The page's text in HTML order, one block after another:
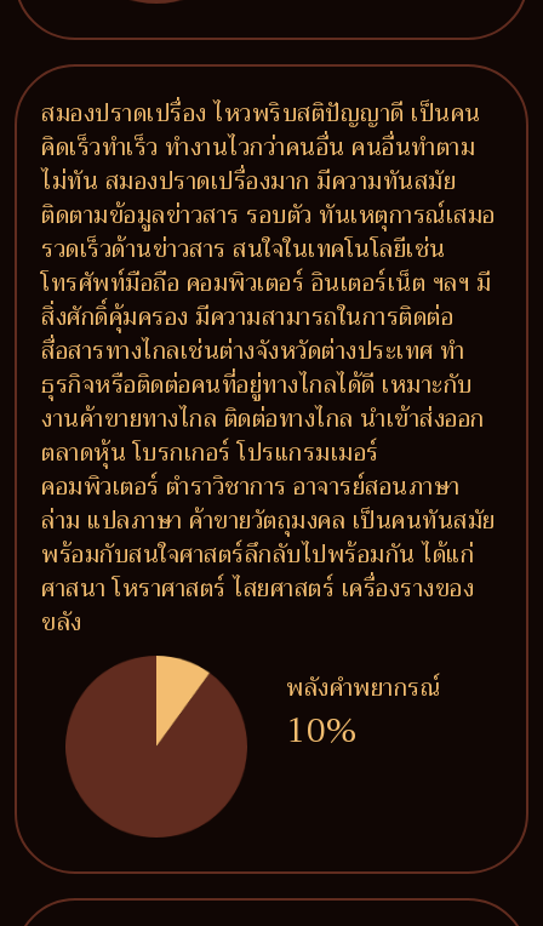
สมองปราดเปรื่อง ไหวพริบสติปัญญาดี เป็นคน
คิดเร็วทำเร็ว ทำงานไวกว่าคนอื่น คนอื่นทำตาม
ไม่ทัน สมองปราดเปรื่องมาก มีความทันสมัย
ติดตามข้อมูลข่าวสาร รอบตัว ทันเหตุการณ์เสมอ
รวดเร็วด้านข่าวสาร สนใจในเทคโนโลยีเช่น
โทรศัพท์มือถือ คอมพิวเตอร์ อินเตอร์เน็ต ฯลฯ มี
สิ่งศักดิ์คุ้มครอง มีความสามารถในการติดต่อ
สื่อสารทางไกลเช่นต่างจังหวัดต่างประเทศ ทำ
ธุรกิจหรือติดต่อคนที่อยู่ทางไกลได้ดี เหมาะกับ
งานค้าขายทางไกล ติดต่อทางไกล นำเข้าส่งออก
ตลาดหุ้น โบรกเกอร์ โปรแกรมเมอร์
คอมพิวเตอร์ ตำราวิชาการ อาจารย์สอนภาษา
ล่าม แปลภาษา ค้าขายวัตถุมงคล เป็นคนทันสมัย
พร้อมกับสนใจศาสตร์ลึกลับไปพร้อมกัน ได้แก่
ศาสนา โหราศาสตร์ ไสยศาสตร์ เครื่องรางของ
ขลัง
พลังคำพยากรณ์
10%